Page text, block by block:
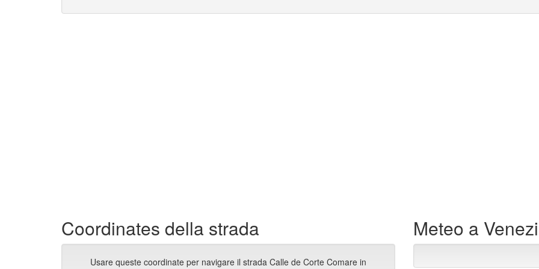
Coordinates della strada
Usare queste coordinate per navigare il strada Calle de Corte Comare in
Meteo a